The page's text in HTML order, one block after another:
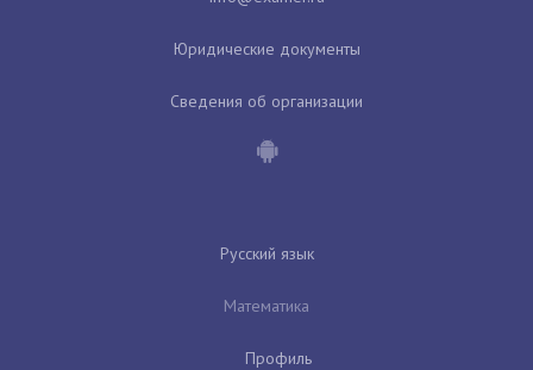
Юридические документы
Сведения об организации
Русский язык
Математика
Профиль